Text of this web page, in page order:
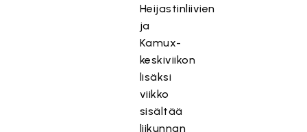
Heijastinliivien
ja
Kamux-
keskiviikon
lisäksi
viikko
sisältää
liikunnan